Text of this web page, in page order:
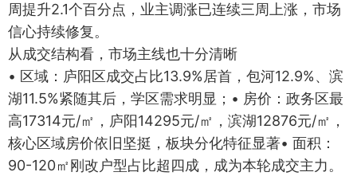
周提升2.1个百分点，业主调涨已连续三周上涨，市场
信心持续修复。
从成交结构看，市场主线也十分清晰
• 区域：庐阳区成交占比13.9%居首，包河12.9%、滨
湖11.5%紧随其后，学区需求明显；• 房价：政务区最
高17314元/㎡，庐阳14295元/㎡，滨湖12876元/㎡，
核心区域房价依旧坚挺，板块分化特征显著• 面积：
90-120㎡刚改户型占比超四成，成为本轮成交主力。